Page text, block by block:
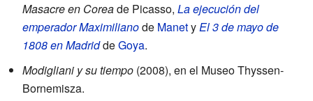
Masacre en Coreade Picasso, La ejecución del
emperador Maximilianode ManetyEl 3 de mayo de
1808 en MadriddeGoya.
Modigliani y su tiempo (2008), en el Museo Thyssen-
Bornemisza.